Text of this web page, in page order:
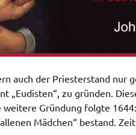
auch der Priesterstand nur
„Eudisten“, zu gründen.
weitere Gründung folgte
Mädchen“ bestand.